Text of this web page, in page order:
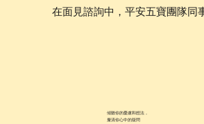
傾聽你的憂慮和想法，
釐清你心中的疑問
在面見諮詢中，平安五寶團隊同